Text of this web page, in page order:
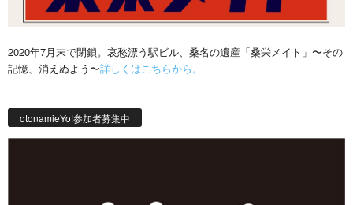
2020年7月末で閉鎖。哀愁漂う駅ビル、桑名の遺産「桑栄メイト」〜その
記憶、消えぬよう〜詳しくはこちらから。
otonamieYo!参加者募集中